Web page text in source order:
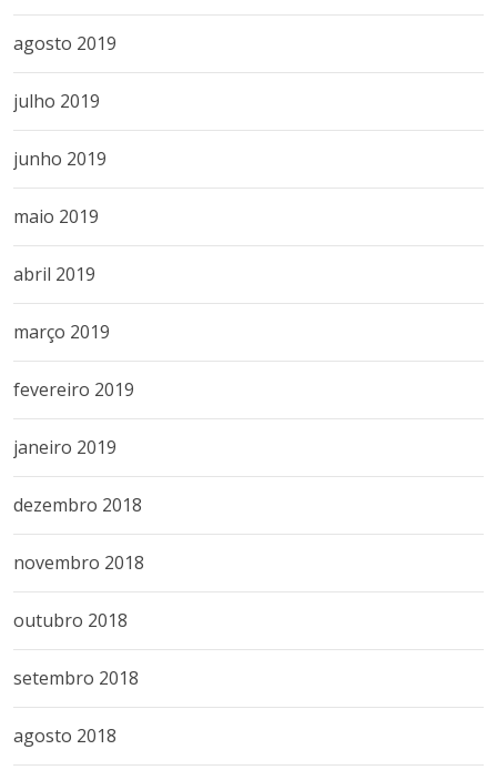
agosto 2019
julho 2019
junho 2019
maio 2019
abril 2019
março 2019
fevereiro 2019
janeiro 2019
dezembro 2018
novembro 2018
outubro 2018
setembro 2018
agosto 2018